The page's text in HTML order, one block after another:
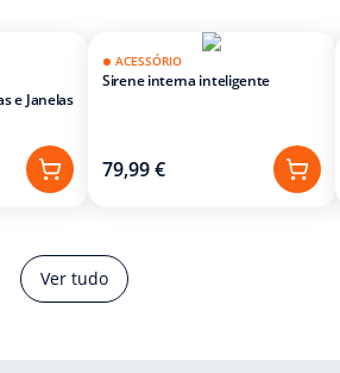
Ver tudo
e Janelas
ACESSÓRIO
Sirene interna inteligente
79,99 €